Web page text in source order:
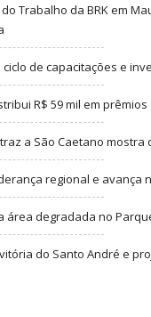
Trabalho da BRK em
ciclo de capacitações e
R$ 59 mil em
a São Caetano
regional e avança
área degradada no
do Santo André e